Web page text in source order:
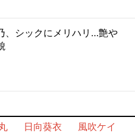
、シックにメリハリ…艶や
日向葵衣
風吹ケイ